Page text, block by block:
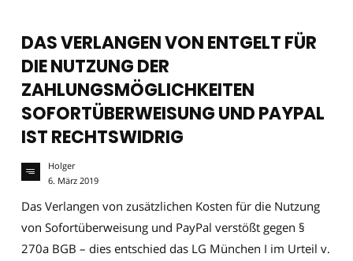
DAS VERLANGEN VON ENTGELT FÜR
DIE NUTZUNG DER
ZAHLUNGSMÖGLICHKEITEN
SOFORTÜBERWEISUNG UND PAYPAL
IST RECHTSWIDRIG
Holger
6. März 2019
Das Verlangen von zusätzlichen Kosten für die Nutzung
von Sofortüberweisung und PayPal verstößt gegen §
270a BGB – dies entschied das LG München I im Urteil v.